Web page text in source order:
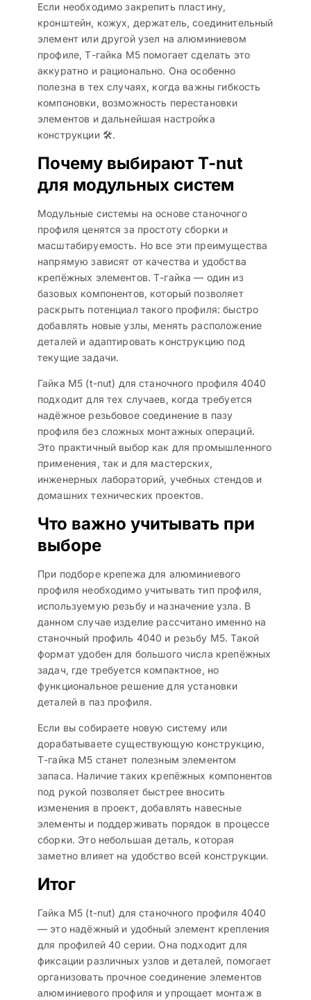
Если необходимо закрепить пластину,
кронштейн, кожух, держатель, соединительный
элемент или другой узел на алюминиевом
профиле, Т-гайка М5 помогает сделать это
аккуратно и рационально. Она особенно
полезна в тех случаях, когда важны гибкость
компоновки, возможность перестановки
элементов и дальнейшая настройка
конструкции 🛠️.
Почему выбирают T-nut
для модульных систем
Модульные системы на основе станочного
профиля ценятся за простоту сборки и
масштабируемость. Но все эти преимущества
напрямую зависят от качества и удобства
крепёжных элементов. Т-гайка — один из
базовых компонентов, который позволяет
раскрыть потенциал такого профиля: быстро
добавлять новые узлы, менять расположение
деталей и адаптировать конструкцию под
текущие задачи.
Гайка М5 (t-nut) для станочного профиля 4040
подходит для тех случаев, когда требуется
надёжное резьбовое соединение в пазу
профиля без сложных монтажных операций.
Это практичный выбор как для промышленного
применения, так и для мастерских,
инженерных лабораторий, учебных стендов и
домашних технических проектов.
Что важно учитывать при
выборе
При подборе крепежа для алюминиевого
профиля необходимо учитывать тип профиля,
используемую резьбу и назначение узла. В
данном случае изделие рассчитано именно на
станочный профиль 4040 и резьбу М5. Такой
формат удобен для большого числа крепёжных
задач, где требуется компактное, но
функциональное решение для установки
деталей в паз профиля.
Если вы собираете новую систему или
дорабатываете существующую конструкцию,
Т-гайка М5 станет полезным элементом
запаса. Наличие таких крепёжных компонентов
под рукой позволяет быстрее вносить
изменения в проект, добавлять навесные
элементы и поддерживать порядок в процессе
сборки. Это небольшая деталь, которая
заметно влияет на удобство всей конструкции.
Итог
Гайка М5 (t-nut) для станочного профиля 4040
— это надёжный и удобный элемент крепления
для профилей 40 серии. Она подходит для
фиксации различных узлов и деталей, помогает
организовать прочное соединение элементов
алюминиевого профиля и упрощает монтаж в